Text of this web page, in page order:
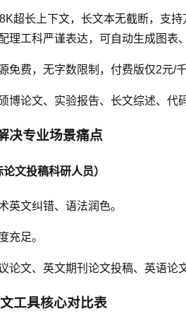
超长上下文，长文本无截断，支
理工科严谨表达，可自动生成图表
免费，无字数限制，付费版仅2元/
博论文、实验报告、长文综述、代
决专业场景痛点
文投稿科研人员）
英文纠错、语法润色。
充足。
论文、英文期刊论文投稿、英语论
工具核心对比表